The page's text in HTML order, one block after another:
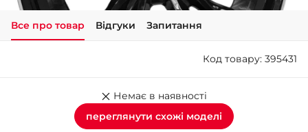
+38 (050)-911-911-2
+38 (099)-643-33-77
+38 (068)-923-74-19
- Калинова
Все про товар Відгуки Запитання
Код товару: 395431
Немає в наявності
переглянути схожі моделі